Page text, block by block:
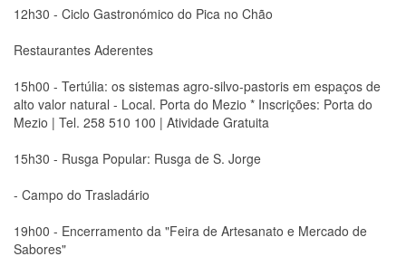
12h30 - Ciclo Gastronómico do Pica no Chão
Restaurantes Aderentes
15h00 - Tertúlia: os sistemas agro-silvo-pastoris em espaços de
alto valor natural - Local. Porta do Mezio * Inscrições: Porta do
Mezio | Tel. 258 510 100 | Atividade Gratuita
15h30 - Rusga Popular: Rusga de S. Jorge
- Campo do Trasladário
19h00 - Encerramento da "Feira de Artesanato e Mercado de
Sabores"